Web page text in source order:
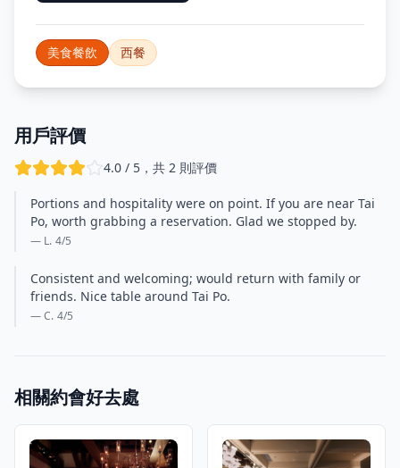
美食餐飲 西餐
用戶評價
4.0 / 5，共 2 則評價
Portions and hospitality were on point. If you are near Tai
Po, worth grabbing a reservation. Glad we stopped by.
— L. 4/5
Consistent and welcoming; would return with family or
friends. Nice table around Tai Po.
— C. 4/5
相關約會好去處